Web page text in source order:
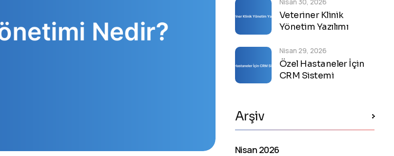
Veteriner Klinik
Yönetim Yazılımı
Özel Hastaneler İçin
CRM Sistemi
Nisan 29, 2026
Arşiv
Nisan 2026